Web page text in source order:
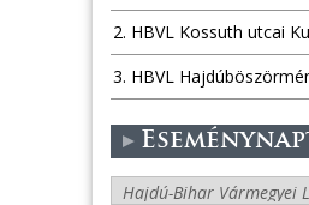
2. HBVL Kossuth utcai
3. HBVL